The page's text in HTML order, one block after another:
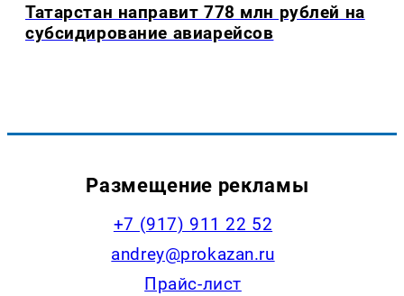
Татарстан направит 778 млн рублей на
субсидирование авиарейсов
Размещение рекламы
+7 (917) 911 22 52
andrey@prokazan.ru
Прайс-лист